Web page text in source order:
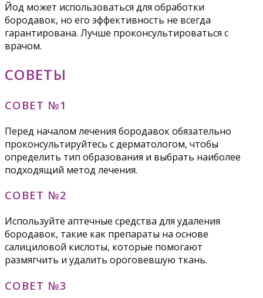
Йод может использоваться для обработки
бородавок, но его эффективность не всегда
гарантирована. Лучше проконсультироваться с
врачом.
СОВЕТЫ
СОВЕТ №1
Перед началом лечения бородавок обязательно
проконсультируйтесь с дерматологом, чтобы
определить тип образования и выбрать наиболее
подходящий метод лечения.
СОВЕТ №2
Используйте аптечные средства для удаления
бородавок, такие как препараты на основе
салициловой кислоты, которые помогают
размягчить и удалить ороговевшую ткань.
СОВЕТ №3